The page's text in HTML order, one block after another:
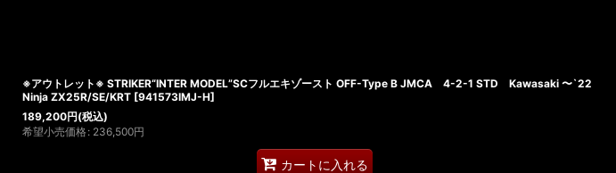
※アウトレット※ STRIKER“INTER MODEL”SCフルエキゾースト OFF-Type B JMCA 4-2-1 STD Kawasaki 〜`22
Ninja ZX25R/SE/KRT [941573IMJ-H]
189,200円(税込)
希望小売価格 : 236,500円
カートに入れる